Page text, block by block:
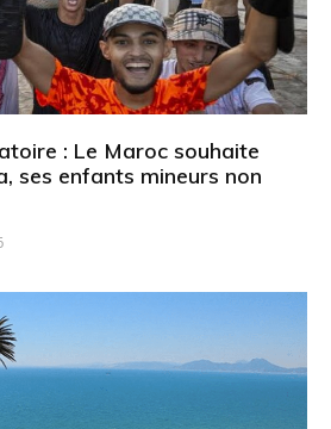
: Le Maroc souhaite
ses enfants mineurs non